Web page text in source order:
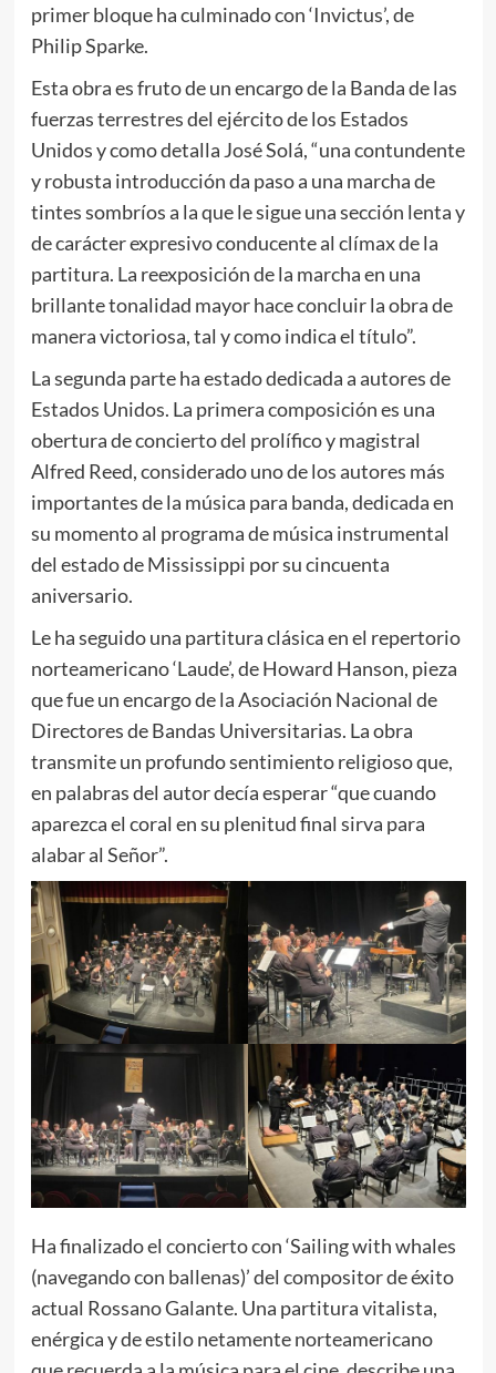
primer bloque ha culminado con ‘Invictus’, de
Philip Sparke.
Esta obra es fruto de un encargo de la Banda de las
fuerzas terrestres del ejército de los Estados
Unidos y como detalla José Solá, “una contundente
y robusta introducción da paso a una marcha de
tintes sombríos a la que le sigue una sección lenta y
de carácter expresivo conducente al clímax de la
partitura. La reexposición de la marcha en una
brillante tonalidad mayor hace concluir la obra de
manera victoriosa, tal y como indica el título”.
La segunda parte ha estado dedicada a autores de
Estados Unidos. La primera composición es una
obertura de concierto del prolífico y magistral
Alfred Reed, considerado uno de los autores más
importantes de la música para banda, dedicada en
su momento al programa de música instrumental
del estado de Mississippi por su cincuenta
aniversario.
Le ha seguido una partitura clásica en el repertorio
norteamericano ‘Laude’, de Howard Hanson, pieza
que fue un encargo de la Asociación Nacional de
Directores de Bandas Universitarias. La obra
transmite un profundo sentimiento religioso que,
en palabras del autor decía esperar “que cuando
aparezca el coral en su plenitud final sirva para
alabar al Señor”.
Ha finalizado el concierto con ‘Sailing with whales
(navegando con ballenas)’ del compositor de éxito
actual Rossano Galante. Una partitura vitalista,
enérgica y de estilo netamente norteamericano